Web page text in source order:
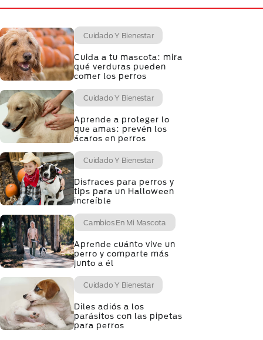
Cuidado Y Bienestar
Cuida a tu mascota: mira
qué verduras pueden
comer los perros
Cuidado Y Bienestar
Aprende a proteger lo
que amas: prevén los
ácaros en perros
Cuidado Y Bienestar
Disfraces para perros y
tips para un Halloween
increíble
Cambios En Mi Mascota
Aprende cuánto vive un
perro y comparte más
junto a él
Cuidado Y Bienestar
Diles adiós a los
parásitos con las pipetas
para perros